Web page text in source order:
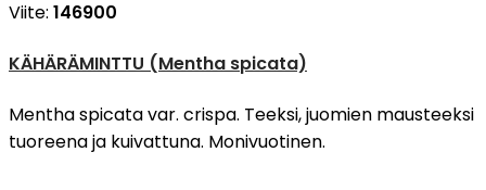
Viite: 146900
KÄHÄRÄMINTTU (Mentha spicata)
Mentha spicata var. crispa. Teeksi, juomien mausteeksi
tuoreena ja kuivattuna. Monivuotinen.